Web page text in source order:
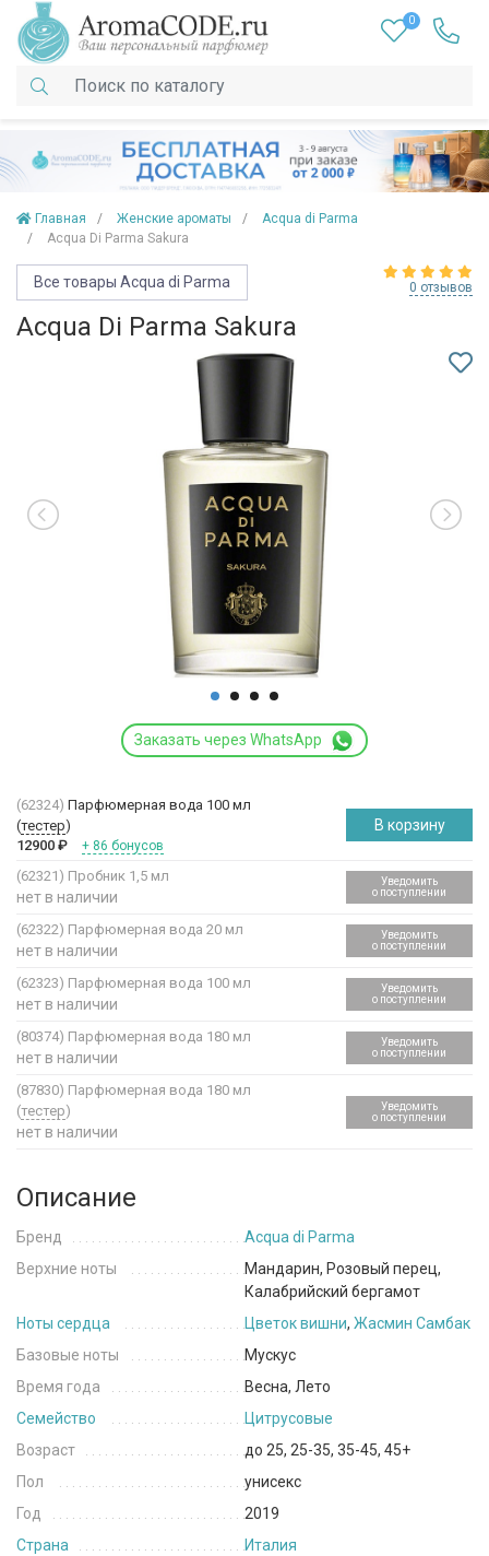
0
Главная Женские ароматы
Acqua di Parma
Acqua Di Parma Sakura
Все товары Acqua di Parma 0 отзывов
Acqua Di Parma Sakura
Заказать через WhatsApp
(62324) Парфюмерная вода 100 мл
(тестер)
12900 ₽ + 86 бонусов
В корзину
(62321) Пробник 1,5 мл
нет в наличии
Уведомить
о поступлении
(62322) Парфюмерная вода 20 мл
нет в наличии
Уведомить
о поступлении
(62323) Парфюмерная вода 100 мл
нет в наличии
Уведомить
о поступлении
(80374) Парфюмерная вода 180 мл
нет в наличии
Уведомить
о поступлении
(87830) Парфюмерная вода 180 мл
(тестер)
нет в наличии
Уведомить
о поступлении
Описание
Бренд
Acqua di Parma
Верхние ноты
Мандарин, Розовый перец,
Калабрийский бергамот
Ноты сердца
Цветок вишни, Жасмин Самбак
Базовые ноты
Мускус
Время года
Весна, Лето
Семейство
Цитрусовые
Возраст
до 25, 25-35, 35-45, 45+
Пол
унисекс
Год
2019
Страна
Италия